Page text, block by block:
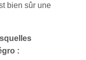
bien sûr une
: